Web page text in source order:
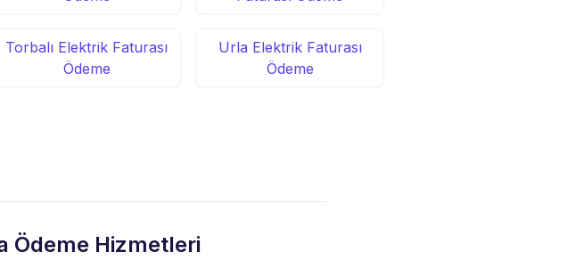
Torbalı Elektrik Faturası
Ödeme
Urla Elektrik Faturası
Ödeme
Ödeme Hizmetleri